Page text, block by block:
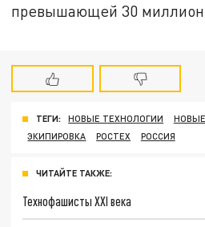
превышающей 30
ТЕГИ: НОВЫЕ ТЕХНОЛОГИИ НОВЫЕ
ЭКИПИРОВКА
РОСТЕХ РОССИЯ
ЧИТАЙТЕ ТАКЖЕ:
Технофашисты XXI века